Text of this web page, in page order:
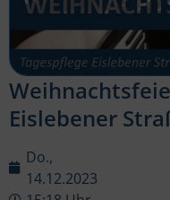
Eislebener
Do.,
14.12.2023